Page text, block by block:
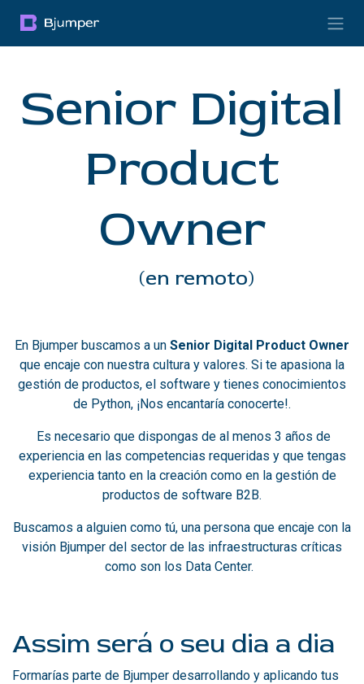
Senior Digital
Product
Owner
(en remoto)
En Bjumper buscamos a un Senior Digital Product Owner
que encaje con nuestra cultura y valores. Si te apasiona la
gestión de productos, el software y tienes conocimientos
de Python, ¡Nos encantaría conocerte!.
Es necesario que dispongas de al menos 3 años de
experiencia en las competencias requeridas y que tengas
experiencia tanto en la creación como en la gestión de
productos de software B2B.
Buscamos a alguien como tú, una persona que encaje con la
visión Bjumper del sector de las infraestructuras críticas
como son los Data Center.
Assim será o seu dia a dia
Formarías parte de Bjumper desarrollando y aplicando tus